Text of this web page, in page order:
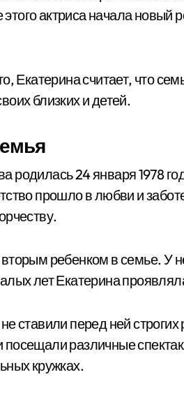
актриса начала новый
Екатерина считает, что
близких и детей.
родилась 24 января 1978
прошло в любви и
ребенком в семье. У
лет Екатерина
ставили перед ней
различные
кружках.